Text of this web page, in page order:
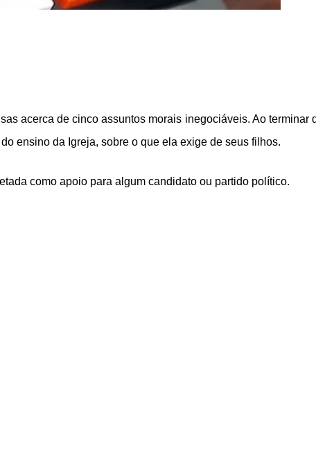
acerca de cinco assuntos morais inegociáveis. Ao terminar
ensino da Igreja, sobre o que ela exige de seus filhos.
como apoio para algum candidato ou partido político.